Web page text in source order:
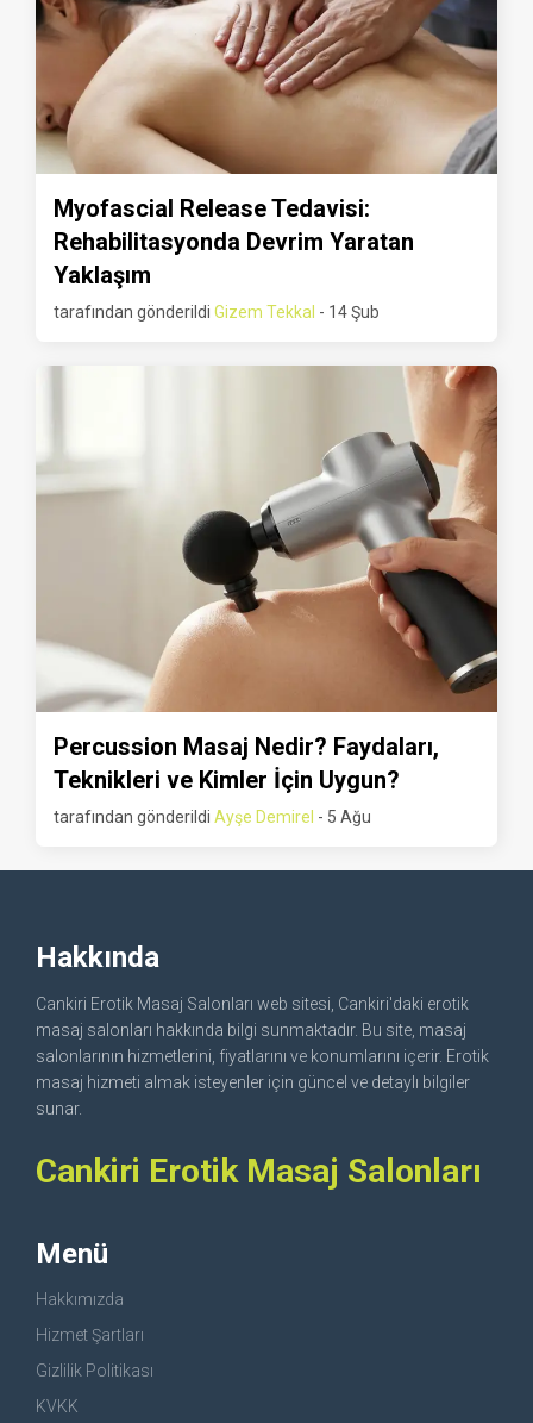
Myofascial Release Tedavisi:
Rehabilitasyonda Devrim Yaratan
Yaklaşım
tarafından gönderildi Gizem Tekkal - 14 Şub
Percussion Masaj Nedir? Faydaları,
Teknikleri ve Kimler İçin Uygun?
tarafından gönderildi Ayşe Demirel - 5 Ağu
Hakkında
Cankiri Erotik Masaj Salonları web sitesi, Cankiri'daki erotik
masaj salonları hakkında bilgi sunmaktadır. Bu site, masaj
salonlarının hizmetlerini, fiyatlarını ve konumlarını içerir. Erotik
masaj hizmeti almak isteyenler için güncel ve detaylı bilgiler
sunar.
Cankiri Erotik Masaj Salonları
Menü
Hakkımızda
Hizmet Şartları
Gizlilik Politikası
KVKK